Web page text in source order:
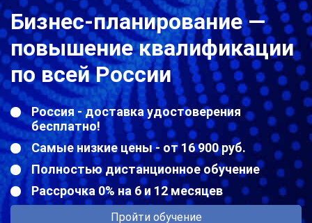
Бизнес-планирование —
повышение квалификации
по всей России
Россия - доставка удостоверения
бесплатно!
Самые низкие цены - от 16 900 руб.
Полностью дистанционное обучение
Рассрочка 0% на 6 и 12 месяцев
Пройти обучение